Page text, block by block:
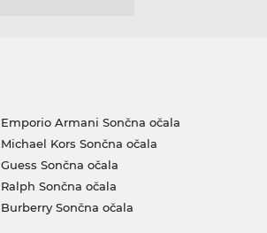
Emporio Armani Sončna očala
Michael Kors Sončna očala
Guess Sončna očala
Ralph Sončna očala
Burberry Sončna očala